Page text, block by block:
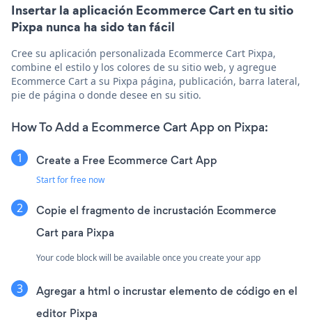
Insertar la aplicación Ecommerce Cart en tu sitio
Pixpa nunca ha sido tan fácil
Cree su aplicación personalizada Ecommerce Cart Pixpa,
combine el estilo y los colores de su sitio web, y agregue
Ecommerce Cart a su Pixpa página, publicación, barra lateral,
pie de página o donde desee en su sitio.
How To Add a Ecommerce Cart App on Pixpa:
Create a Free Ecommerce Cart App
Start for free now
Copie el fragmento de incrustación Ecommerce
Cart para Pixpa
Your code block will be available once you create your app
Agregar a html o incrustar elemento de código en el
editor Pixpa